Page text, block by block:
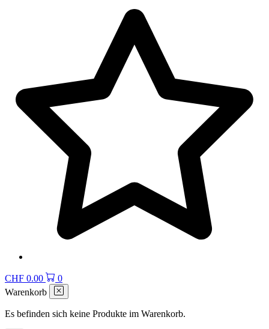
CHF 0.00
0
Warenkorb
Es befinden sich keine Produkte im Warenkorb.